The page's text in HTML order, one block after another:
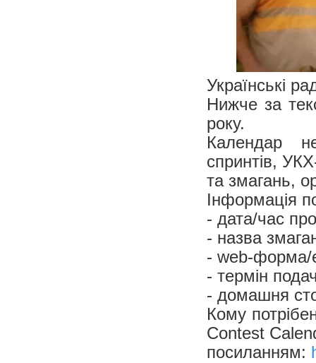
Українські
Нижче за
року.
Календар
спринтів,
та змагань,
Інформація
- дата/час
- назва
- web-форма/
- термін
- домашня
Кому
Contest
посиланням: